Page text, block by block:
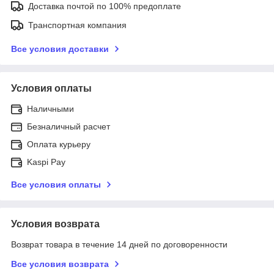
Доставка почтой по 100% предоплате
Транспортная компания
Все условия доставки
Условия оплаты
Наличными
Безналичный расчет
Оплата курьеру
Kaspi Pay
Все условия оплаты
Условия возврата
Возврат товара в течение 14 дней по договоренности
Все условия возврата